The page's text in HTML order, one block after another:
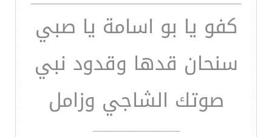
كفو يا بو اسامة يا صبي
سنحان قدها وقدود نبي
صوتك الشاجي وزامل
__________________